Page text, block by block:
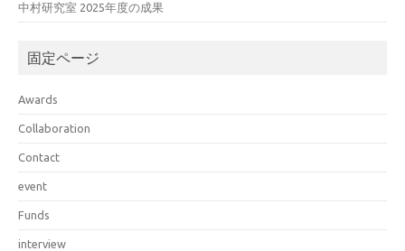
中村研究室 2025年度の成果
固定ページ
Awards
Collaboration
Contact
event
Funds
interview